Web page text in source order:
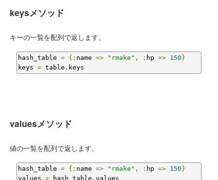
keysメソッド
キーの一覧を配列で返します。
hash_table = {: name => "rmake" , : hp => 150 }
keys = table . keys
valuesメソッド
値の一覧を配列で返します。
hash_table = {: name => "rmake" , : hp => 150 }
values = hash_table . values